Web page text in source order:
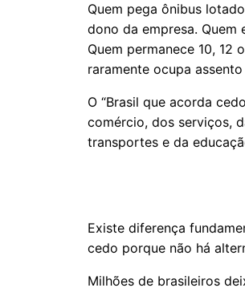
Quem pega ônibus
dono da empresa.
Quem permanece 10, 12
raramente ocupa
O “Brasil que acorda
comércio, dos serviços,
transportes e da
Existe diferença
cedo porque não há
Milhões de brasileiros